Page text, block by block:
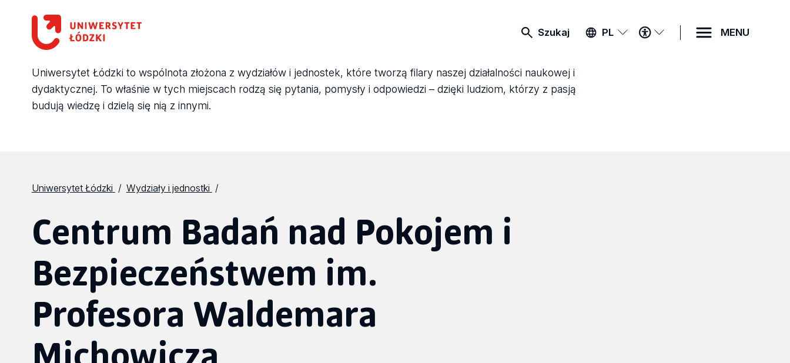
Szukaj PL
MENU
DOSTĘPNOŚCI
MENU
Uniwersytet Łódzki to wspólnota złożona z wydziałów i jednostek, które tworzą filary naszej działalności naukowej i
dydaktycznej. To właśnie w tych miejscach rodzą się pytania, pomysły i odpowiedzi – dzięki ludziom, którzy z pasją
budują wiedzę i dzielą się nią z innymi.
Uniwersytet Łódzki Wydziały i jednostki
Centrum Badań nad Pokojem i
Bezpieczeństwem im.
Profesora Waldemara